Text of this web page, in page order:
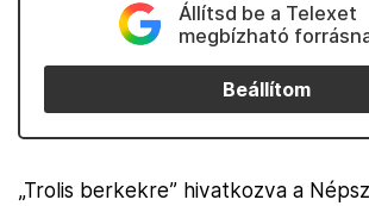
Állítsd be a Telexet
megbízható
Beállítom
„Trolis berkekre” hivatkozva a